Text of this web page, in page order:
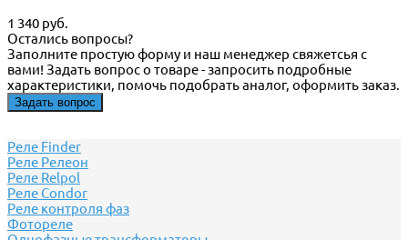
1 340 руб.
Остались вопросы?
Заполните простую форму и наш менеджер свяжетсья с
вами! Задать вопрос о товаре - запросить подробные
характеристики, помочь подобрать аналог, оформить заказ.
Задать вопрос
Реле Finder
Реле Релеон
Реле Relpol
Реле Сondor
Реле контроля фаз
Фотореле